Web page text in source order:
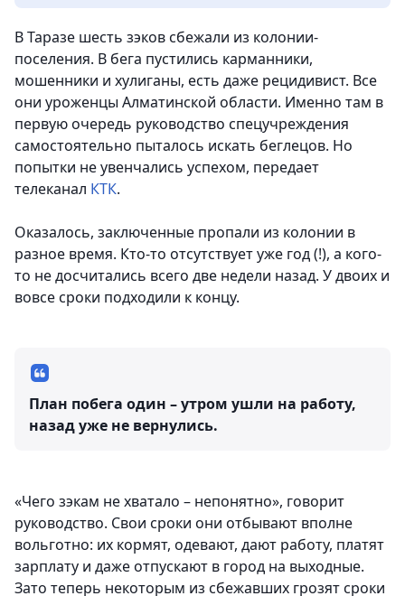
В Таразе шесть зэков сбежали из колонии-
поселения. В бега пустились карманники,
мошенники и хулиганы, есть даже рецидивист. Все
они уроженцы Алматинской области. Именно там в
первую очередь руководство спецучреждения
самостоятельно пыталось искать беглецов. Но
попытки не увенчались успехом, передает
телеканал КТК.
Оказалось, заключенные пропали из колонии в
разное время. Кто-то отсутствует уже год (!), а кого-
то не досчитались всего две недели назад. У двоих и
вовсе сроки подходили к концу.
План побега один – утром ушли на работу,
назад уже не вернулись.
«Чего зэкам не хватало – непонятно», говорит
руководство. Свои сроки они отбывают вполне
вольготно: их кормят, одевают, дают работу, платят
зарплату и даже отпускают в город на выходные.
Зато теперь некоторым из сбежавших грозят сроки